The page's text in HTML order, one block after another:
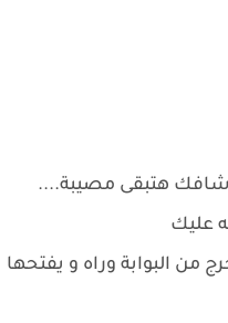
شافك هتبقى مصيبة....
عليك
البوابة وراه و يفتحها